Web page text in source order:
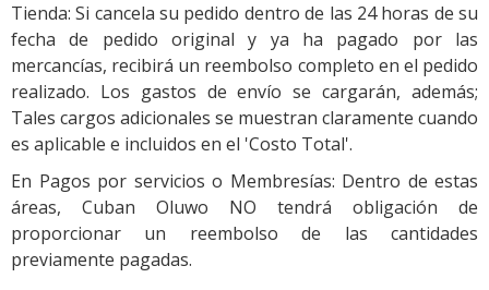
Tienda: Si cancela su pedido dentro de las 24 horas de su
fecha de pedido original y ya ha pagado por las
mercancías, recibirá un reembolso completo en el pedido
realizado. Los gastos de envío se cargarán, además;
Tales cargos adicionales se muestran claramente cuando
es aplicable e incluidos en el 'Costo Total'.
En Pagos por servicios o Membresías: Dentro de estas
áreas, Cuban Oluwo NO tendrá obligación de
proporcionar un reembolso de las cantidades
previamente pagadas.